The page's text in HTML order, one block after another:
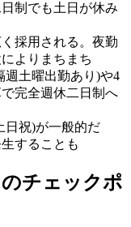
制でも土日が休み
採用される。夜勤
よりまちまち
週土曜出勤あり)や4
完全週休二日制へ
日祝)が一般的だ
することも
チェックポ